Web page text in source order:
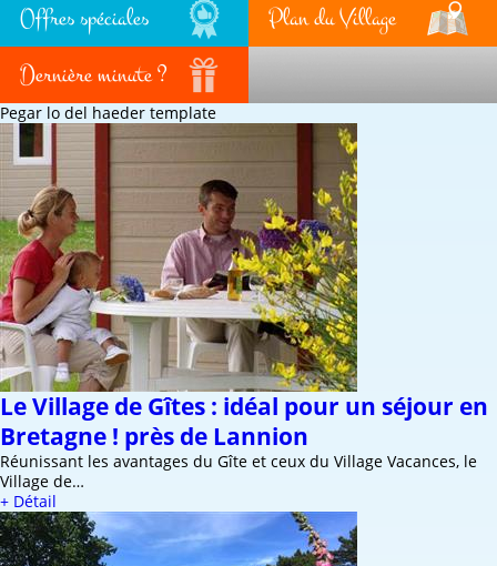
Offres spéciales
Plan du Village
Dernière minute ?
Pegar lo del haeder template
Le Village de Gîtes : idéal pour un séjour en
Bretagne ! près de Lannion
Réunissant les avantages du Gîte et ceux du Village Vacances, le
Village de…
+ Détail